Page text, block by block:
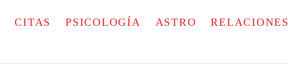
CITAS PSICOLOGÍA ASTRO RELACIONES